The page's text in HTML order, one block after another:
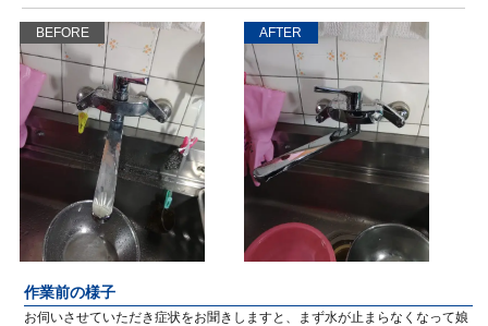
BEFORE AFTER
作業前の様子
お伺いさせていただき症状をお聞きしますと、まず水が止まらなくなって娘